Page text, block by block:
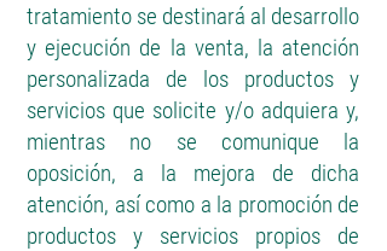
tratamiento se destinará al desarrollo
y ejecución de la venta, la atención
personalizada de los productos y
servicios que solicite y/o adquiera y,
mientras no se comunique la
oposición, a la mejora de dicha
atención, así como a la promoción de
productos y servicios propios de